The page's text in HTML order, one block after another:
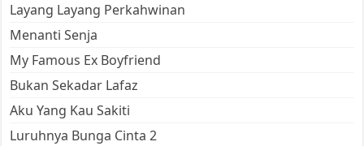
Layang Layang Perkahwinan
Menanti Senja
My Famous Ex Boyfriend
Bukan Sekadar Lafaz
Aku Yang Kau Sakiti
Luruhnya Bunga Cinta 2